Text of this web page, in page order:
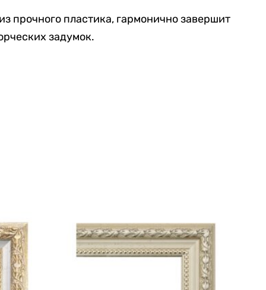
прочного пластика, гармонично завершит
задумок.